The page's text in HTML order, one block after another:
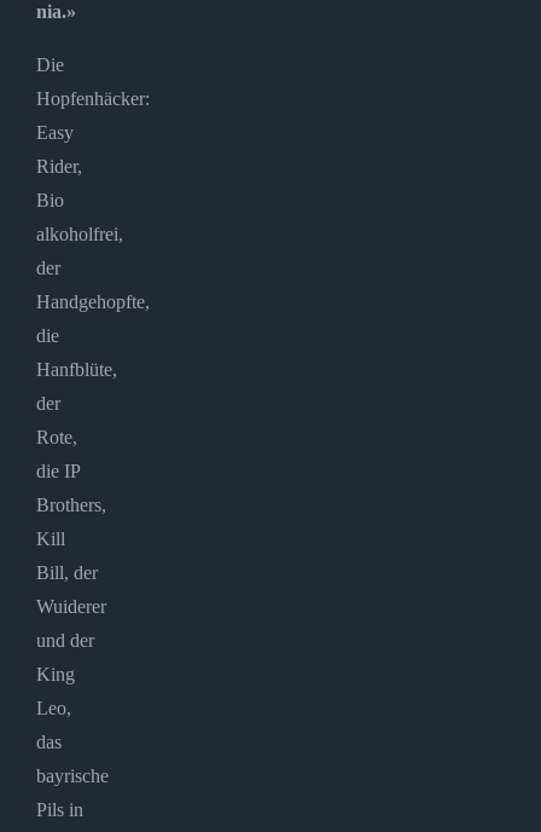
nia.»
Die
Hopfenhäcker:
Easy
Rider,
Bio
alkoholfrei,
der
Handgehopfte,
die
Hanfblüte,
der
Rote,
die IP
Brothers,
Kill
Bill, der
Wuiderer
und der
King
Leo,
das
bayrische
Pils in